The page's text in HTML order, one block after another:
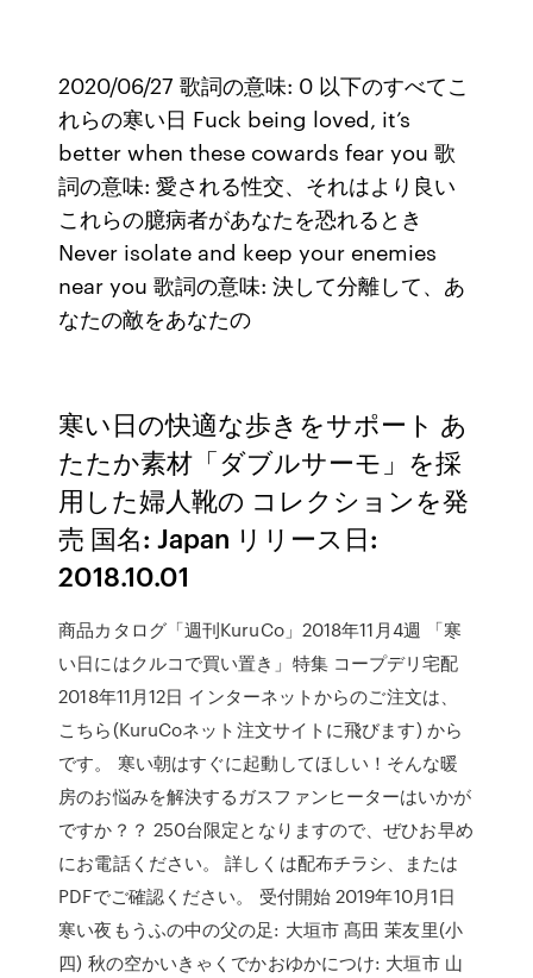
2020/06/27 歌詞の意味: 0 以下のすべてこ
れらの寒い日 Fuck being loved, it’s
better when these cowards fear you 歌
詞の意味: 愛される性交、それはより良い
これらの臆病者があなたを恐れるとき
Never isolate and keep your enemies
near you 歌詞の意味: 決して分離して、あ
なたの敵をあなたの
寒い日の快適な歩きをサポート あ
たたか素材「ダブルサーモ」を採
用した婦人靴の コレクションを発
売 国名: Japan リリース日:
2018.10.01
商品カタログ「週刊KuruCo」2018年11月4週 「寒
い日にはクルコで買い置き」特集 コープデリ宅配
2018年11月12日 インターネットからのご注文は、
こちら(KuruCoネット注文サイトに飛びます) から
です。 寒い朝はすぐに起動してほしい！そんな暖
房のお悩みを解決するガスファンヒーターはいかが
ですか？？ 250台限定となりますので、ぜひお早め
にお電話ください。 詳しくは配布チラシ、または
PDFでご確認ください。 受付開始 2019年10月1日
寒い夜もうふの中の父の足: 大垣市 髙田 茉友里(小
四) 秋の空かいきゃくでかおゆかにつけ: 大垣市 山